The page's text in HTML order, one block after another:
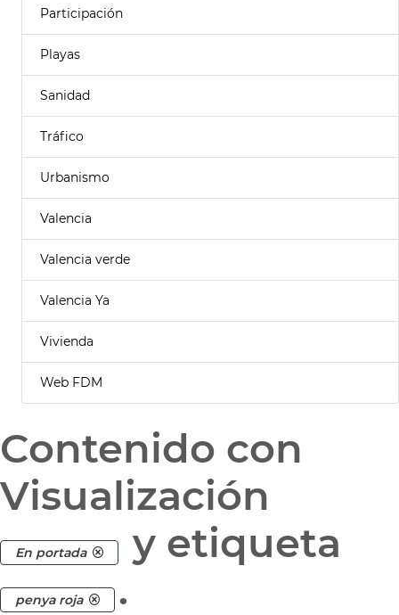
Participación
Playas
Sanidad
Tráfico
Urbanismo
Valencia
Valencia verde
Valencia Ya
Vivienda
Web FDM
Contenido con
Visualización
En portada y etiqueta
penya roja .